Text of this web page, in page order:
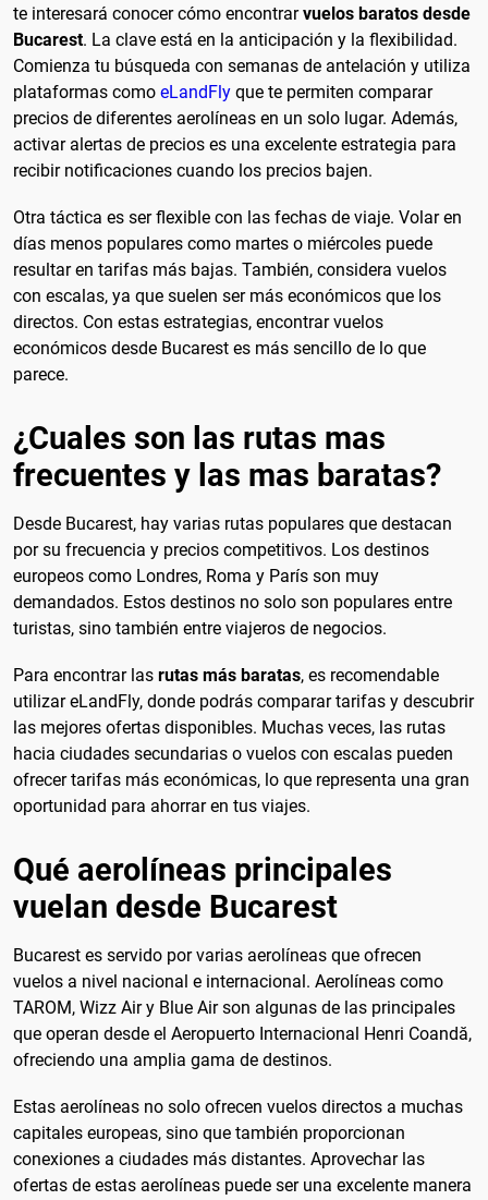
te interesará conocer cómo encontrarvuelos baratos desde
Bucarest. La clave está en la anticipación y la flexibilidad.
Comienza tu búsqueda con semanas de antelación y utiliza
plataformas como eLandFly que te permiten comparar
precios de diferentes aerolíneas en un solo lugar. Además,
activar alertas de precios es una excelente estrategia para
recibir notificaciones cuando los precios bajen.
Otra táctica es ser flexible con las fechas de viaje. Volar en
días menos populares como martes o miércoles puede
resultar en tarifas más bajas. También, considera vuelos
con escalas, ya que suelen ser más económicos que los
directos. Con estas estrategias, encontrar vuelos
económicos desde Bucarest es más sencillo de lo que
parece.
¿Cuales son las rutas mas
frecuentes y las mas baratas?
Desde Bucarest, hay varias rutas populares que destacan
por su frecuencia y precios competitivos. Los destinos
europeos como Londres, Roma y París son muy
demandados. Estos destinos no solo son populares entre
turistas, sino también entre viajeros de negocios.
Para encontrar las rutas más baratas, es recomendable
utilizar eLandFly, donde podrás comparar tarifas y descubrir
las mejores ofertas disponibles. Muchas veces, las rutas
hacia ciudades secundarias o vuelos con escalas pueden
ofrecer tarifas más económicas, lo que representa una gran
oportunidad para ahorrar en tus viajes.
Qué aerolíneas principales
vuelan desde Bucarest
Bucarest es servido por varias aerolíneas que ofrecen
vuelos a nivel nacional e internacional. Aerolíneas como
TAROM, Wizz Air y Blue Air son algunas de las principales
que operan desde el Aeropuerto Internacional Henri Coandă,
ofreciendo una amplia gama de destinos.
Estas aerolíneas no solo ofrecen vuelos directos a muchas
capitales europeas, sino que también proporcionan
conexiones a ciudades más distantes. Aprovechar las
ofertas de estas aerolíneas puede ser una excelente manera